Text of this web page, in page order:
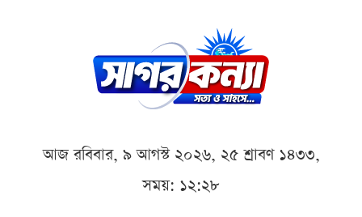
আজ রবিবার, ৯ আগস্ট ২০২৬, ২৫ শ্রাবণ ১৪৩৩,
সময়: ১২:২৮